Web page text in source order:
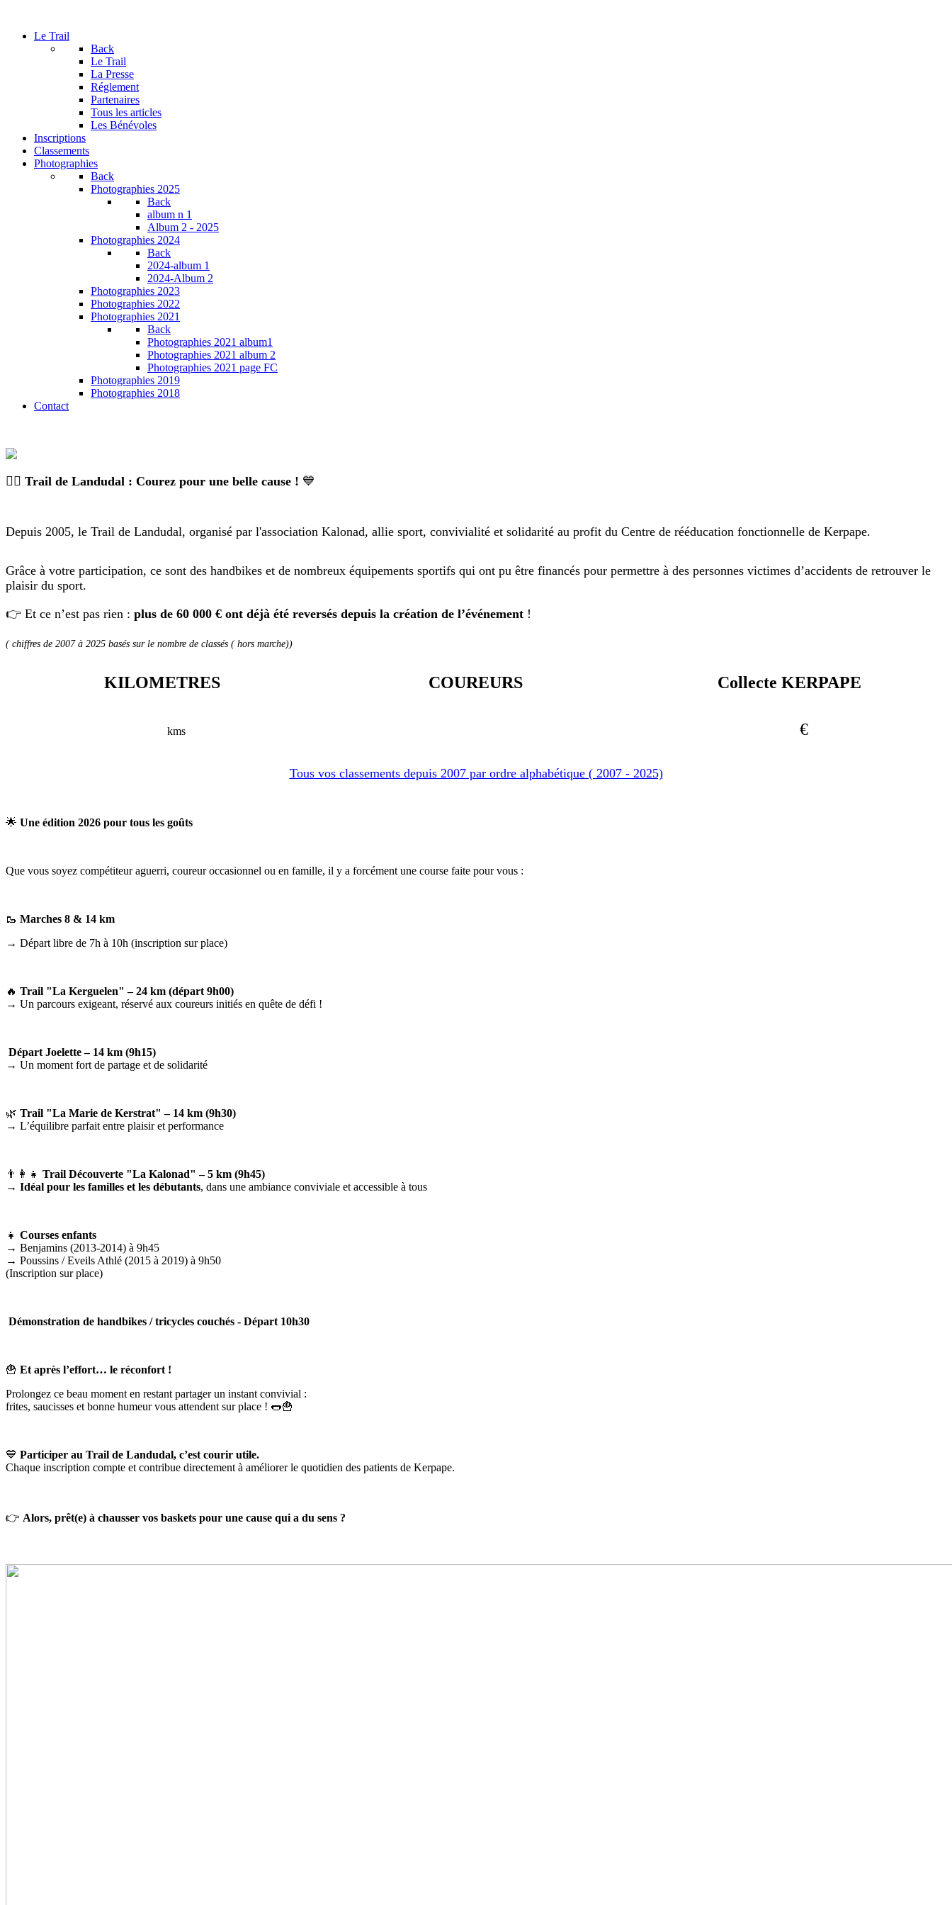
Le Trail
Back
Le Trail
La Presse
Réglement
Partenaires
Tous les articles
Les Bénévoles
Inscriptions
Classements
Photographies
Back
Photographies 2025
Back
album n 1
Album 2 - 2025
Photographies 2024
Back
2024-album 1
2024-Album 2
Photographies 2023
Photographies 2022
Photographies 2021
Back
Photographies 2021 album1
Photographies 2021 album 2
Photographies 2021 page FC
Photographies 2019
Photographies 2018
Contact
🏃‍♂️ Trail de Landudal : Courez pour une belle cause ! 💙
Depuis 2005, le Trail de Landudal, organisé par l'association Kalonad, allie sport, convivialité et solidarité au profit du Centre de rééducation fonctionnelle de Kerpape.
Grâce à votre participation, ce sont des handbikes et de nombreux équipements sportifs qui ont pu être financés pour permettre à des personnes victimes d’accidents de retrouver le
plaisir du sport.
👉 Et ce n’est pas rien : plus de 60 000 € ont déjà été reversés depuis la création de l’événement !
( chiffres de 2007 à 2025 basés sur le nombre de classés ( hors marche))
KILOMETRES COUREURS Collecte KERPAPE
kms €
Tous vos classements depuis 2007 par ordre alphabétique ( 2007 - 2025)
🌟 Une édition 2026 pour tous les goûts
Que vous soyez compétiteur aguerri, coureur occasionnel ou en famille, il y a forcément une course faite pour vous :
🥾 Marches 8 & 14 km
→ Départ libre de 7h à 10h (inscription sur place)
🔥 Trail "La Kerguelen" – 24 km (départ 9h00)
→ Un parcours exigeant, réservé aux coureurs initiés en quête de défi !
Départ Joelette – 14 km (9h15)
→ Un moment fort de partage et de solidarité
🌿 Trail "La Marie de Kerstrat" – 14 km (9h30)
→ L’équilibre parfait entre plaisir et performance
👨‍👩‍👧 Trail Découverte "La Kalonad" – 5 km (9h45)
→ Idéal pour les familles et les débutants, dans une ambiance conviviale et accessible à tous
👧 Courses enfants
→ Benjamins (2013-2014) à 9h45
→ Poussins / Eveils Athlé (2015 à 2019) à 9h50
(Inscription sur place)
Démonstration de handbikes / tricycles couchés - Départ 10h30
🍟 Et après l’effort… le réconfort !
Prolongez ce beau moment en restant partager un instant convivial :
frites, saucisses et bonne humeur vous attendent sur place ! 🌭🍟
💙 Participer au Trail de Landudal, c’est courir utile.
Chaque inscription compte et contribue directement à améliorer le quotidien des patients de Kerpape.
👉 Alors, prêt(e) à chausser vos baskets pour une cause qui a du sens ?